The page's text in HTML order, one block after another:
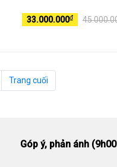
33.000.000₫
Trang cuối
Góp ý, phản ánh